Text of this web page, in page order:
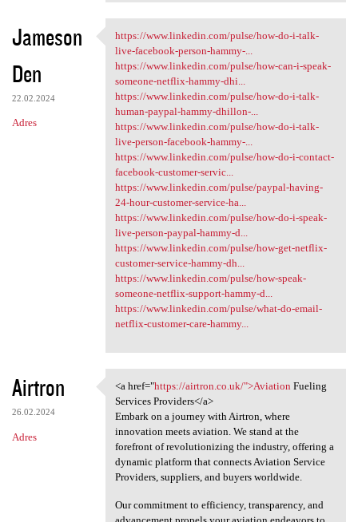
Jameson
Den
22.02.2024
Adres
https://www.linkedin.com
https://www.linkedin.com/pulse/how-do-i-talk-
live-facebook-person-hammy-...
https://www.linkedin.com/pulse/how-can-i-speak-
someone-netflix-hammy-dhi...
https://www.linkedin.com/pulse/how-do-i-talk-
human-paypal-hammy-dhillon-...
https://www.linkedin.com/pulse/how-do-i-talk-
live-person-facebook-hammy-...
https://www.linkedin.com/pulse/how-do-i-contact-
facebook-customer-servic...
https://www.linkedin.com/pulse/paypal-having-
24-hour-customer-service-ha...
https://www.linkedin.com/pulse/how-do-i-speak-
live-person-paypal-hammy-d...
https://www.linkedin.com/pulse/how-get-netflix-
customer-service-hammy-dh...
https://www.linkedin.com/pulse/how-speak-
someone-netflix-support-hammy-d...
https://www.linkedin.com/pulse/what-do-email-
netflix-customer-care-hammy...
Airtron
26.02.2024
Adres
<a href="https://airtron.co
<a href="https://airtron.co.uk/">Aviation Fueling
Services Providers</a>
Embark on a journey with Airtron, where
innovation meets aviation. We stand at the
forefront of revolutionizing the industry, offering a
dynamic platform that connects Aviation Service
Providers, suppliers, and buyers worldwide.
Our commitment to efficiency, transparency, and